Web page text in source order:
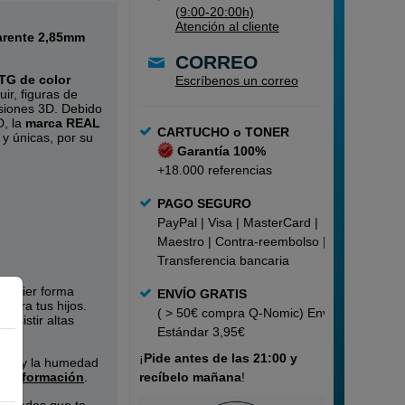
(9:00-20:00h)
Atención al cliente
CORREO
Escríbenos un correo
CARTUCHO o TONER
Garantía 100%
+18.000 referencias
PAGO SEGURO
PayPal | Visa | MasterCard |
Maestro | Contra-reembolso |
Transferencia bancaria
ENVÍO GRATIS
( > 50€ compra Q-Nomic) Envío
Estándar 3,95€
¡Pide antes de las 21:00 y
recíbelo mañana!
2,85mm
de color
figuras de
3D. Debido
la marca REAL
únicas, por su
forma
para tus hijos.
resistir altas
y la humedad
información